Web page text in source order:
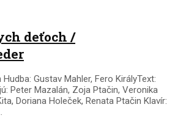
deťoch /
Gustav Mahler, Fero KirályText:
Peter Mazalán, Zoja Ptačin, Veronika
Doriana Holeček, Renata Ptačin Klavír: